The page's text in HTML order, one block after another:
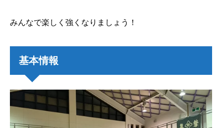
みんなで楽しく強くなりましょう！
基本情報